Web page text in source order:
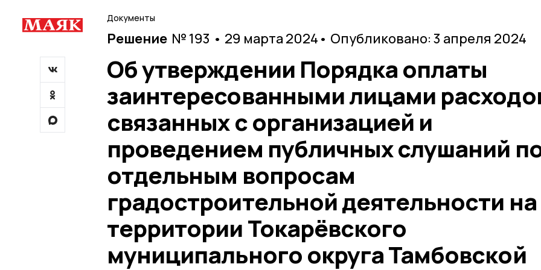
Документы
Решение № 193 • 29 марта 2024 • Опубликовано: 3 апреля 2024
Об утверждении Порядка оплаты
заинтересованными лицами
связанных с организацией и
проведением публичных слушаний
отдельным вопросам
градостроительной деятельности на
территории Токарёвского
муниципального округа Тамбовской